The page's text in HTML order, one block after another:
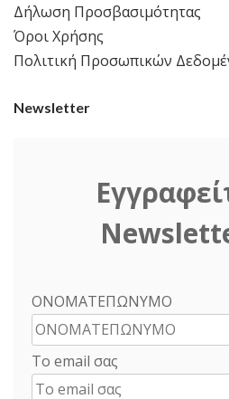
Δήλωση Προσβασιμότητας
Όροι Χρήσης
Πολιτική Προσωπικών
Newsletter
ΟΝΟΜΑΤΕΠΩΝΥΜΟ
Το email σας